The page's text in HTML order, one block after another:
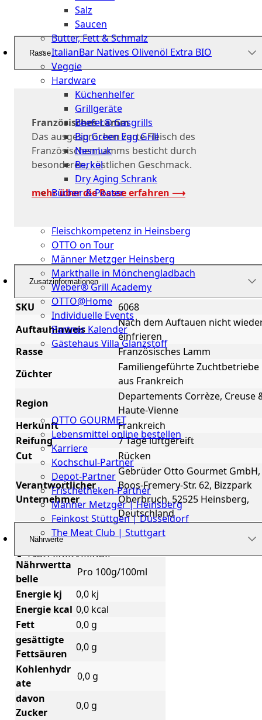
Salz
Saucen
Butter, Fett & Schmalz
ItalianBar Natives Olivenöl Extra BIO
Veggie
Hardware
Küchenhelfer
Grillgeräte
Beefer® Gasgrills
Big Green Egg Grill
Nesmuk
Berkel
Dry Aging Schrank
Bücher & Poster
Fleischkompetenz in Heinsberg
OTTO on Tour
Männer Metzger Heinsberg
Markthalle in Mönchengladbach
Weber® Grill Academy
OTTO@Home
Individuelle Events
Partner Kalender
Gästehaus Villa Glanzstoff
Gutscheine
uns
OTTO GOURMET
Lebensmittel online bestellen
Karriere
Kochschul-Partner
Depot-Partner
Frischetheken-Partner
Männer Metzger | Heinsberg
Feinkost Stüttgen | Düsseldorf
The Meat Club | Stuttgart
Geschäftskunden
Rasse
Französisches Lamm
Das ausgesprochen zarte Fleisch des
Französischen Lamms besticht durch
besonderen, köstlichen Geschmack.
mehr über die Rasse erfahren ⟶
Zusatzinformationen
SKU
6068
Auftauhinweis
Nach dem Auftauen nicht
einfrieren
Rasse
Französisches Lamm
Züchter
Familiengeführte Zuchtbetriebe
aus Frankreich
Region
Departements Corrèze, Creuse
Haute-Vienne
Herkunft
Frankreich
Reifung
7 Tage luftgereift
Cut
Rücken
Verantwortlicher
Unternehmer
Gebrüder Otto Gourmet GmbH,
Boos-Fremery-Str. 62, Bizzpark
Oberbruch, 52525 Heinsberg,
Deutschland
Nährwerte
Nährwertta
belle
Pro 100g/100ml
Energie kj
0,0 kj
Energie kcal 0,0 kcal
Fett
0,0 g
gesättigte
Fettsäuren
0,0 g
Kohlenhydr
ate
0,0 g
davon
Zucker
0,0 g